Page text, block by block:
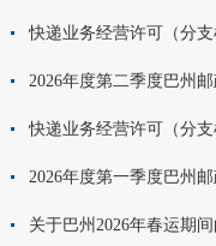
快递业务经营许可（分
快递业务经营许可（分
关于巴州2026年春运期